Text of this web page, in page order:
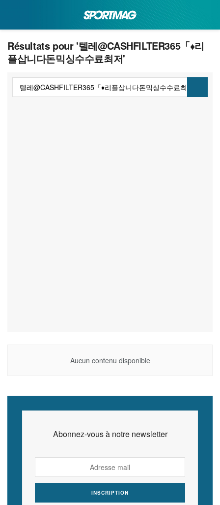
Résultats pour '텔레@CASHFILTER365「♦리
플삽니다돈믹싱수수료최저'
Aucun contenu disponible
Abonnez-vous à notre newsletter